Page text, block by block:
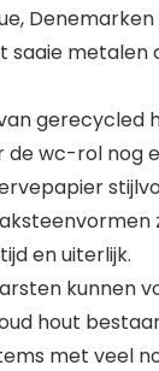
saaie metalen
gerecycled
de wc-rol nog
en uiterlijk.
kunnen
hout
met veel